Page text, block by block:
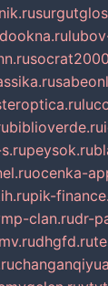
biblioverde.ru
peysok.ru
ocenka-
pik-
clan.rudr-
dhgfd.ru